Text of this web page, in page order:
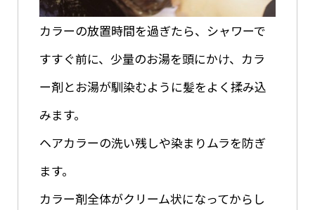
カラーの放置時間を過ぎたら、シャワーで
すすぐ前に、少量のお湯を頭にかけ、カラ
ー剤とお湯が馴染むように髪をよく揉み込
みます。
ヘアカラーの洗い残しや染まりムラを防ぎ
ます。
カラー剤全体がクリーム状になってからし